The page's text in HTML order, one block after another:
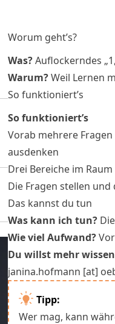
Worum geht’s?
Was?Auflockerndes
Warum?Weil Lernen
So funktioniert’s
So funktioniert’s
Vorab mehrere
ausdenken
Drei Bereiche im
Die Fragen stellen
Das kannst du tun
Was kann ich tun?
Wie viel Aufwand?
Du willst mehr
janina.hofmann [at]
Tipp:
Wer mag, kann